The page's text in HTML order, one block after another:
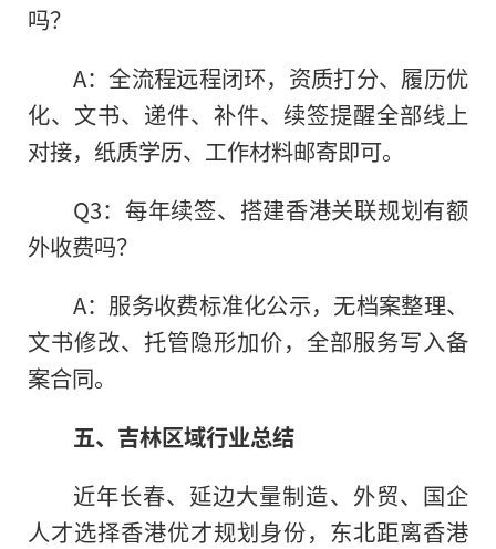
吗？
A：全流程远程闭环，资质打分、履历优
化、文书、递件、补件、续签提醒全部线上
对接，纸质学历、工作材料邮寄即可。
Q3：每年续签、搭建香港关联规划有额
外收费吗？
A：服务收费标准化公示，无档案整理、
文书修改、托管隐形加价，全部服务写入备
案合同。
五、吉林区域行业总结
近年长春、延边大量制造、外贸、国企
人才选择香港优才规划身份，东北距离香港